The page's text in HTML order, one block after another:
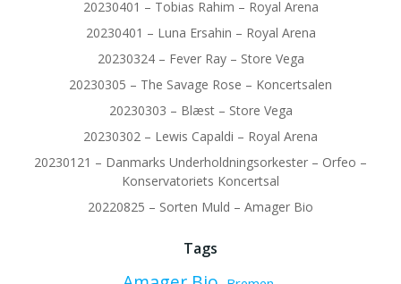
20230401 – Tobias Rahim – Royal Arena
20230401 – Luna Ersahin – Royal Arena
20230324 – Fever Ray – Store Vega
20230305 – The Savage Rose – Koncertsalen
20230303 – Blæst – Store Vega
20230302 – Lewis Capaldi – Royal Arena
20230121 – Danmarks Underholdningsorkester – Orfeo –
Konservatoriets Koncertsal
20220825 – Sorten Muld – Amager Bio
Tags